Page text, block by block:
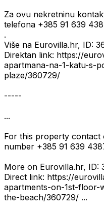
Za ovu nekretninu
telefona +385 91 639
.
Više na Eurovilla.hr, ID:
Direktan link: https://
apartmana-na-1-katu-s-
plaze/360729/
-----
...
For this property
number +385 91 639
More on Eurovilla.hr, ID:
Direct link: https://
apartments-on-1st-floor-
the-beach/360729/ ...